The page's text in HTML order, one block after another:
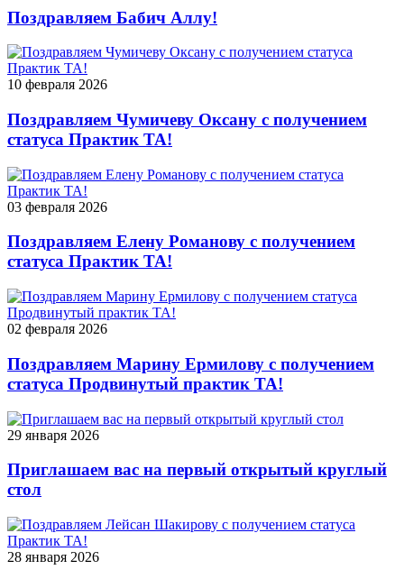
Поздравляем Бабич Аллу!
10 февраля 2026
Поздравляем Чумичеву Оксану с получением
статуса Практик ТА!
03 февраля 2026
Поздравляем Елену Романову с получением
статуса Практик ТА!
02 февраля 2026
Поздравляем Марину Ермилову с получением
статуса Продвинутый практик ТА!
29 января 2026
Приглашаем вас на первый открытый круглый
стол
28 января 2026